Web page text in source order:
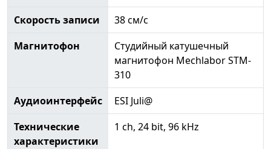
Скорость записи
38 см/с
Магнитофон
Студийный катушечный
магнитофон Mechlabor STM-
310
Аудиоинтерфейс
ESI Juli@
Технические
характеристики
1 ch, 24 bit, 96 kHz